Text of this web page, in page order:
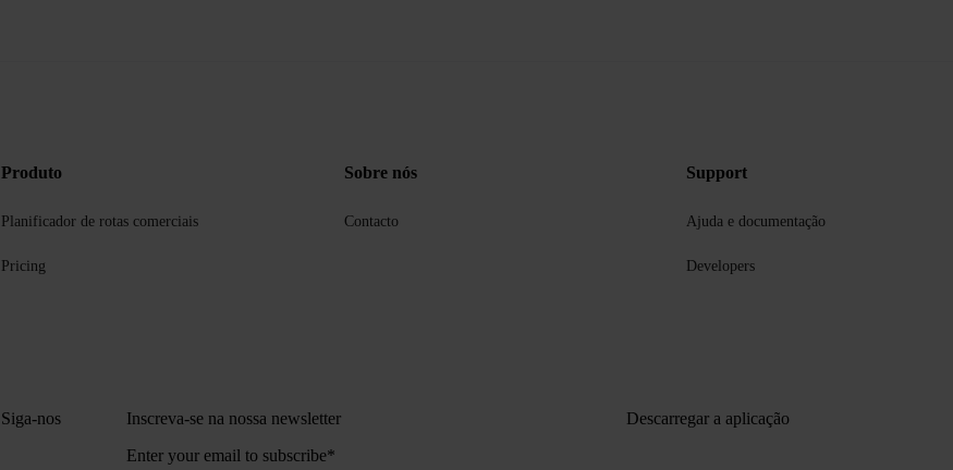
Produto
Planificador de rotas comerciais
Pricing
Sobre nós
Contacto
Support
Ajuda e documentação
Developers
Siga-nos
Inscreva-se na nossa newsletter
Enter your email to subscribe*
Descarregar a aplicação